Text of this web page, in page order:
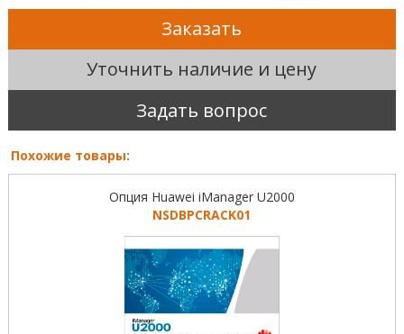
Заказать
Уточнить наличие и цену
Задать вопрос
Похожие товары:
Опция Huawei iManager U2000
NSDBPCRACK01